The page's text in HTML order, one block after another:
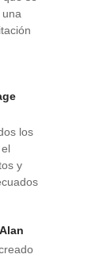
los
y